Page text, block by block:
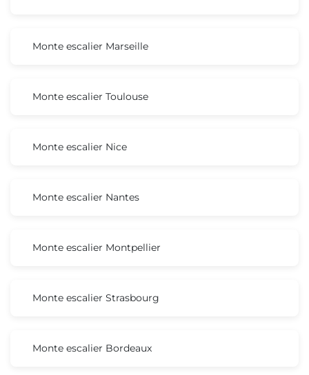
Monte escalier Marseille
Monte escalier Toulouse
Monte escalier Nice
Monte escalier Nantes
Monte escalier Montpellier
Monte escalier Strasbourg
Monte escalier Bordeaux